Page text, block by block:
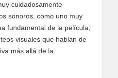
cuidadosamente
sonoros, como uno muy
fundamental de la película;
visuales que hablan de
más allá de la